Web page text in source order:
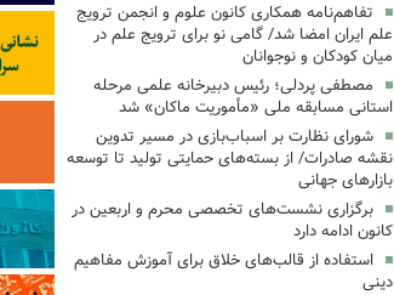
تفاهم‌نامه همکاری کانون علوم و انجمن ترویج
علم ایران امضا شد/ گامی نو برای ترویج علم در
میان کودکان و نوجوانان
مصطفی پردلی؛ رئیس دبیرخانه علمی مرحله
استانی مسابقه ملی «مأموریت ماکان» شد
شورای نظارت بر اسباب‌بازی در مسیر تدوین
نقشه صادرات/ از بسته‌های حمایتی تولید تا توسعه
بازارهای جهانی
برگزاری نشست‌های تخصصی محرم و اربعین در
کانون ادامه دارد
استفاده از قالب‌های خلاق برای آموزش مفاهیم
دینی